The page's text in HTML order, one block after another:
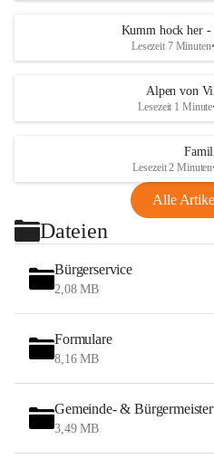
Kumm hock her -
Lesezeit 7 Minuten•
Alpen von
Lesezeit 1 Minute
Lesezeit 2 Minuten
Alle
Dateien
Bürgerservice
2,08 MB
Formulare
8,16 MB
Gemeinde- &
3,49 MB